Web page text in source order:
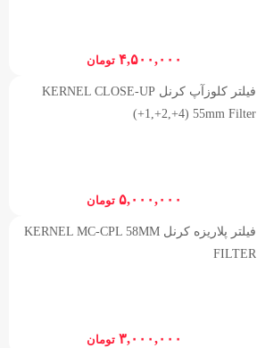
۴,۵۰۰,۰۰۰ تومان
فیلتر کلوزآپ کرنل KERNEL CLOSE-UP
(+1,+2,+4) 55mm Filter
۵,۰۰۰,۰۰۰ تومان
فیلتر پلاریزه کرنل KERNEL MC-CPL 58MM
FILTER
۳,۰۰۰,۰۰۰ تومان